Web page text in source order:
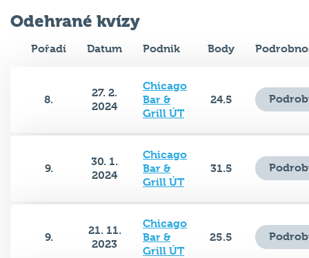
Odehrané kvízy
Pořadí Datum Podnik Body
8.
27. 2.
2024
Chicago
Bar &
Grill ÚT
24.5
9.
30. 1.
2024
Chicago
Bar &
Grill ÚT
31.5
9.
21. 11.
2023
Chicago
Bar &
Grill ÚT
25.5